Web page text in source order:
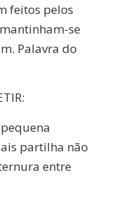
feitos pelos
se
Palavra do
partilha não
entre